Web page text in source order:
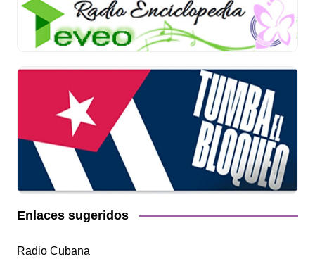
Enlaces sugeridos
Radio Cubana